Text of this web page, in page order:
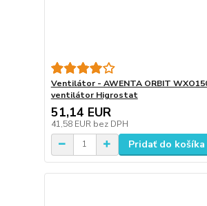
Ventilátor - AWENTA ORBIT
ventilátor Higrostat
51,14 EUR
41,58 EUR bez DPH
Pridať do košíka